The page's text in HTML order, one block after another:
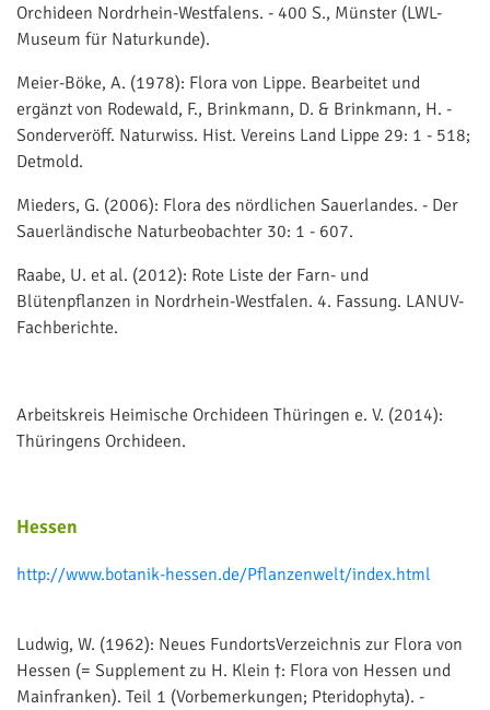
Orchideen Nordrhein-Westfalens. - 400 S., Münster (LWL-
Museum für Naturkunde).
Meier-Böke, A. (1978): Flora von Lippe. Bearbeitet und
ergänzt von Rodewald, F., Brinkmann, D. & Brinkmann, H. -
Sonderveröff. Naturwiss. Hist. Vereins Land Lippe 29: 1 - 518;
Detmold.
Mieders, G. (2006): Flora des nördlichen Sauerlandes. - Der
Sauerländische Naturbeobachter 30: 1 - 607.
Raabe, U. et al. (2012): Rote Liste der Farn- und
Blütenpflanzen in Nordrhein-Westfalen. 4. Fassung. LANUV-
Fachberichte.
Arbeitskreis Heimische Orchideen Thüringen e. V. (2014):
Thüringens Orchideen.
Hessen
http://www.botanik-hessen.de/Pflanzenwelt/index.html
Ludwig, W. (1962): Neues FundortsVerzeichnis zur Flora von
Hessen (= Supplement zu H. Klein †: Flora von Hessen und
Mainfranken). Teil 1 (Vorbemerkungen; Pteridophyta). -